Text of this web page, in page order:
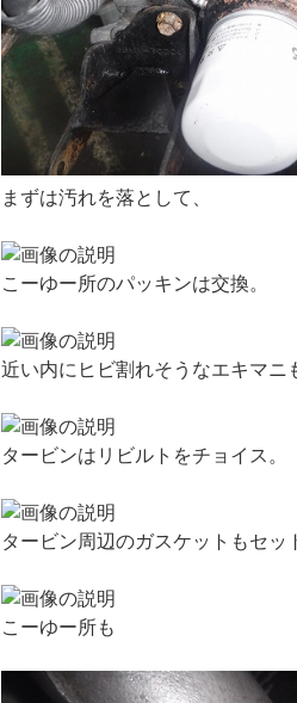
まずは汚れを落として、
こーゆー所のパッキンは交換。
近い内にヒビ割れそうなエキマニ
タービンはリビルトをチョイス。
タービン周辺のガスケットもセッ
こーゆー所も